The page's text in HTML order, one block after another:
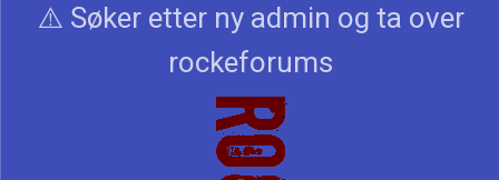
⚠️ Søker etter ny admin og ta over
rockeforums